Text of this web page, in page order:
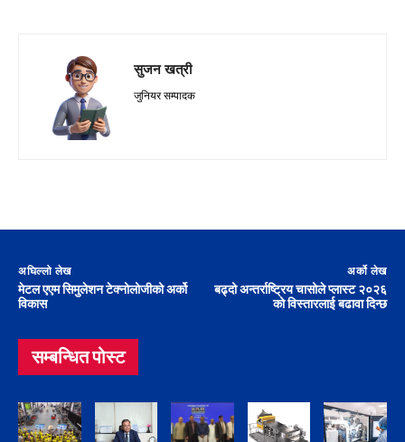
सुजन खत्री
जुनियर सम्पादक
अघिल्लो लेख
मेटल एएम सिमुलेशन टेक्नोलोजीको अर्को
विकास
अर्को लेख
बढ्दो अन्तर्राष्ट्रिय चासोले प्लास्ट २०२६
को विस्तारलाई बढावा दिन्छ
सम्बन्धित पोस्ट